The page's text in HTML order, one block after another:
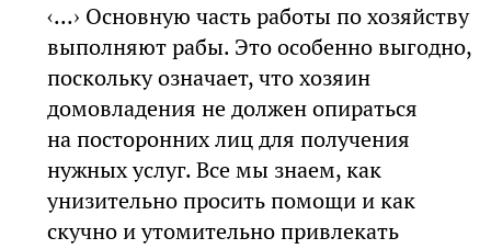
‹...› Основную часть работы по хозяйству
выполняют рабы. Это особенно выгодно,
поскольку означает, что хозяин
домовладения не должен опираться
на посторонних лиц для получения
нужных услуг. Все мы знаем, как
унизительно просить помощи и как
скучно и утомительно привлекать